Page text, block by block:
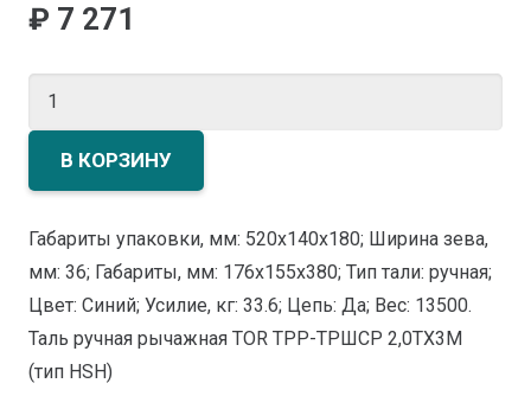
₽ 7 271
Количество
Таль
ручная
ТРШСР
2,0ТХ3М
(тип
В КОРЗИНУ
Габариты упаковки, мм: 520х140х180; Ширина зева,
мм: 36; Габариты, мм: 176х155х380; Тип тали: ручная;
Цвет: Синий; Усилие, кг: 33.6; Цепь: Да; Вес: 13500.
Таль ручная рычажная TOR ТРР-ТРШСР 2,0ТХ3М
(тип HSH)